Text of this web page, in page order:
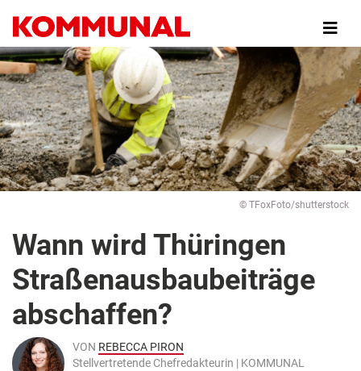
zum
Inhalt
© TFoxFoto/shutterstock
Wann wird Thüringen
Straßenausbaubeiträge
abschaffen?
VON REBECCA PIRON
Stellvertretende Chefredakteurin | KOMMUNAL